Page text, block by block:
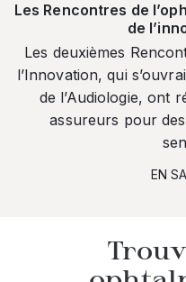
Les Rencontres de
de
Les deuxièmes
l’Innovation, qui
de l’Audiologie, ont
assureurs pour
EN